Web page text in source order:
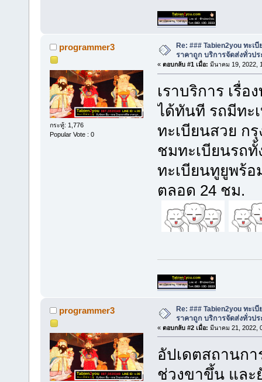
programmer3
กระทู้: 1,776
Popular Vote : 0
Re: ### Tabien2you ทะเ
ราคาถูก บริการจัดส่งทั่วปร
« ตอบกลับ #1 เมื่อ: มีนาคม 19, 2022,
เราบริการ เรื่
ได้ทันที รถมีทะ
ทะเบียนสวย ก
ชมทะเบียนรถ
ทะเบียนทูยูพร้
ตลอด 24 ชม.
programmer3
Re: ### Tabien2you ทะเ
ราคาถูก บริการจัดส่งทั่วปร
« ตอบกลับ #2 เมื่อ: มีนาคม 21, 2022,
อัปเดตสถานก
ช่วงขาขึ้น และ